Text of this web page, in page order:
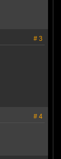
# 3
# 4